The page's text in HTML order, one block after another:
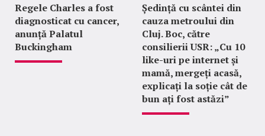
Regele Charles a fost
diagnosticat cu cancer,
anunță Palatul
Buckingham
Ședință cu scântei din
cauza metroului din
Cluj. Boc, către
consilierii USR: „Cu 10
like-uri pe internet și
mamă, mergeți acasă,
explicați la soție cât de
bun ați fost astăzi”